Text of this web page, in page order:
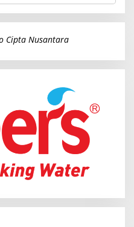
Cipta Nusantara